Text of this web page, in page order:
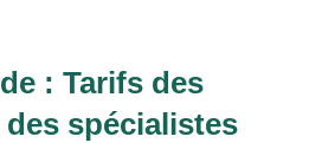
: Tarifs des
spécialistes